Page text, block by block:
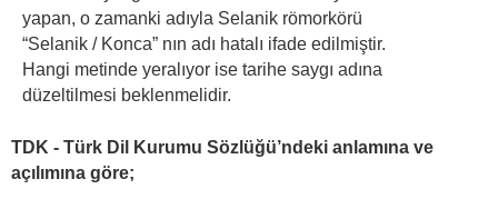
yapan, o zamanki adıyla Selanik römorkörü
“Selanik / Konca” nın adı hatalı ifade edilmiştir.
Hangi metinde yeralıyor ise tarihe saygı adına
düzeltilmesi beklenmelidir.
TDK - Türk Dil Kurumu Sözlüğü’ndeki anlamına ve
açılımına göre;